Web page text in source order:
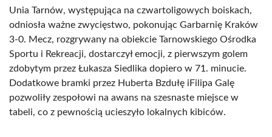
Unia Tarnów, występująca na czwartoligowych boiskach,
odniosła ważne zwycięstwo, pokonując Garbarnię Kraków
3-0. Mecz, rozgrywany na obiekcie Tarnowskiego Ośrodka
Sportu i Rekreacji, dostarczył emocji, z pierwszym golem
zdobytym przez Łukasza Siedlika dopiero w 71. minucie.
Dodatkowe bramki przez Huberta Bzdułę iFilipa Galę
pozwoliły zespołowi na awans na szesnaste miejsce w
tabeli, co z pewnością ucieszyło lokalnych kibiców.